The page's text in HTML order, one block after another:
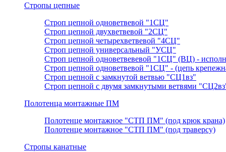
Стропы цепные
Строп цепной одноветвевой "1СЦ"
Строп цепной двухветвевой "2СЦ"
Строп цепной четырехветвевой "4СЦ"
Строп цепной универсальный "УСЦ"
Строп цепной одноветвевевой "1СЦ" (ВЦ) -
Строп цепной одноветвевой "1СЦ" - (цепь
Строп цепной с замкнутой ветвью "СЦ1вз"
Строп цепной с двумя замкнутыми ветвями
Полотенца монтажные ПМ
Полотенце монтажное "СТП ПМ" (под крюк крана)
Полотенце монтажное "СТП ПМ" (под траверсу)
Стропы канатные